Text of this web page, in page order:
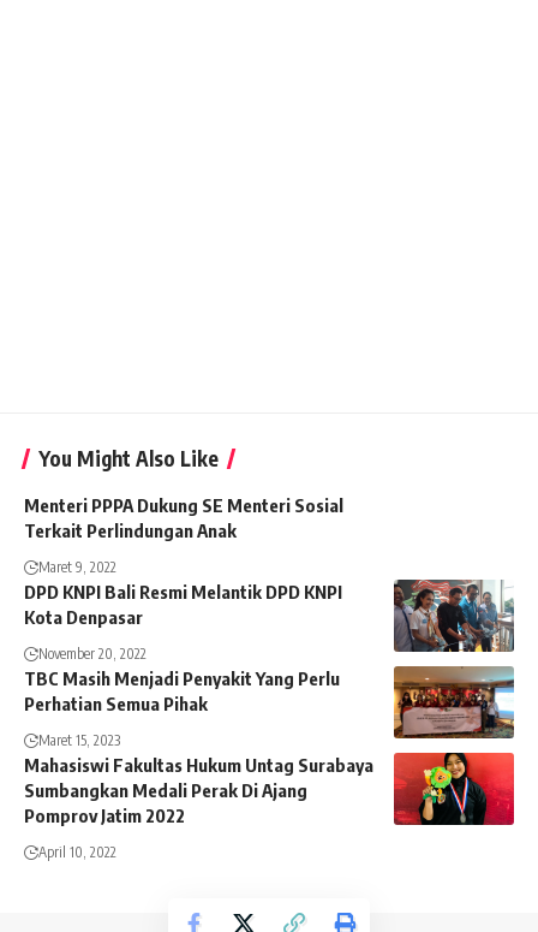
You Might Also Like
Menteri PPPA Dukung SE Menteri Sosial
Terkait Perlindungan Anak
Maret 9, 2022
DPD KNPI Bali Resmi Melantik DPD KNPI
Kota Denpasar
November 20, 2022
TBC Masih Menjadi Penyakit Yang Perlu
Perhatian Semua Pihak
Maret 15, 2023
Mahasiswi Fakultas Hukum Untag Surabaya
Sumbangkan Medali Perak Di Ajang
Pomprov Jatim 2022
April 10, 2022